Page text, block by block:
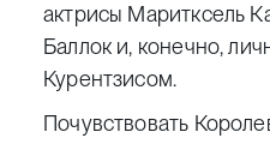
актрисы Маритксель
Баллок и, конечно,
Курентзисом.
Почувствовать